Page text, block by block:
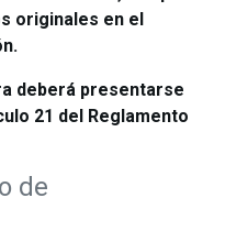
originales en el
deberá presentarse
21 del Reglamento
de